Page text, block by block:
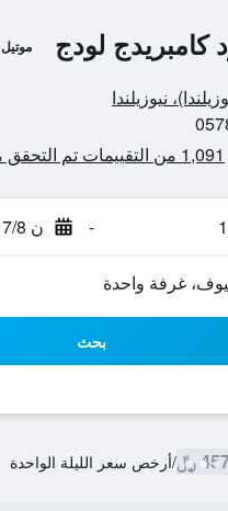
كامبريدج لودج موتيل
نيوزيلندا
1,091 من التقييمات تم التحقق منها
- ن 17/8
بحث
﷼ /أرخص سعر الليلة الواحدة